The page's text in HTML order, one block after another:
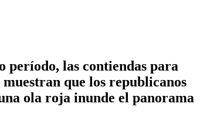
período, las contiendas para
muestran que los republicanos
ola roja inunde el panorama